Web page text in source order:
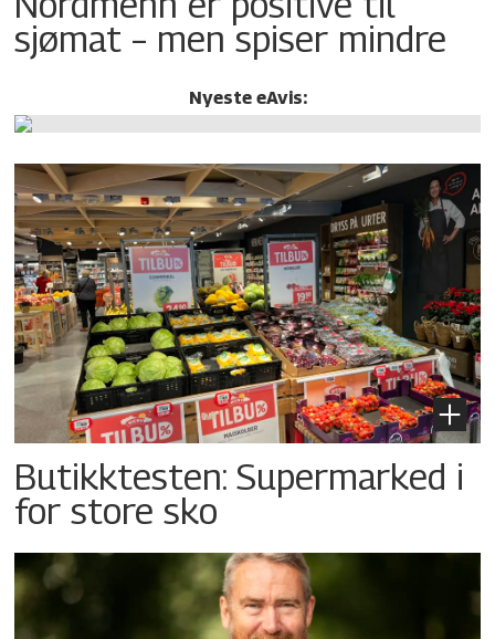
sjømat – men spiser mindre
Nyeste eAvis:
Butikktesten: Supermarked i
for store sko